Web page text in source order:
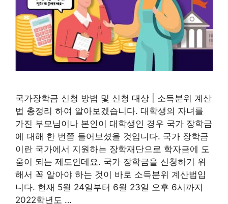
국가장학금 신청 방법 및 신청 대상 | 소득분위 계산
법 총정리 하여 알아보겠습니다. 대학생의 자녀를
가진 부모님이나 본인이 대학생인 경우 국가 장학금
에 대해 한 번쯤 들어보셨을 것입니다. 국가 장학금
이란 국가에서 지원하는 장학재단으로 학자금에 도
움이 되는 제도인데요. 국가 장학금을 신청하기 위
해서 꼭 알아야 하는 것이 바로 소득분위 계산법입
니다. 현재 5월 24일부터 6월 23일 오후 6시까지
2022학년도 …